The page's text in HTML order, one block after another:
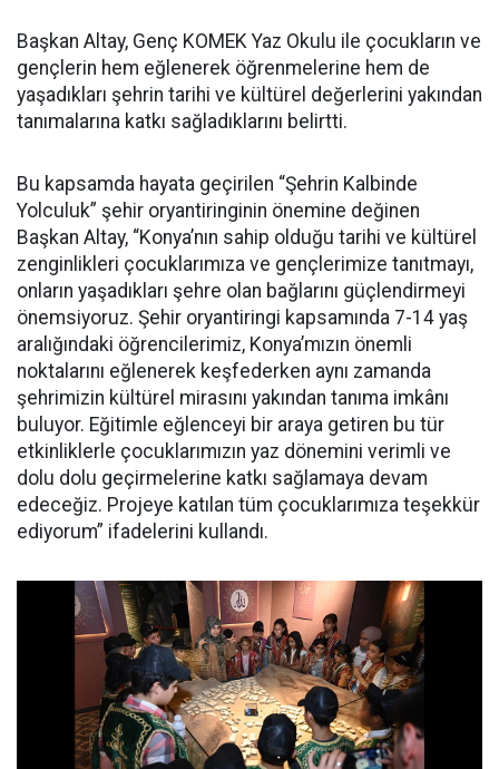
Başkan Altay, Genç KOMEK Yaz Okulu ile çocukların ve
gençlerin hem eğlenerek öğrenmelerine hem de
yaşadıkları şehrin tarihi ve kültürel değerlerini yakından
tanımalarına katkı sağladıklarını belirtti.
Bu kapsamda hayata geçirilen “Şehrin Kalbinde
Yolculuk” şehir oryantiringinin önemine değinen
Başkan Altay, “Konya’nın sahip olduğu tarihi ve kültürel
zenginlikleri çocuklarımıza ve gençlerimize tanıtmayı,
onların yaşadıkları şehre olan bağlarını güçlendirmeyi
önemsiyoruz. Şehir oryantiringi kapsamında 7-14 yaş
aralığındaki öğrencilerimiz, Konya’mızın önemli
noktalarını eğlenerek keşfederken aynı zamanda
şehrimizin kültürel mirasını yakından tanıma imkânı
buluyor. Eğitimle eğlenceyi bir araya getiren bu tür
etkinliklerle çocuklarımızın yaz dönemini verimli ve
dolu dolu geçirmelerine katkı sağlamaya devam
edeceğiz. Projeye katılan tüm çocuklarımıza teşekkür
ediyorum” ifadelerini kullandı.